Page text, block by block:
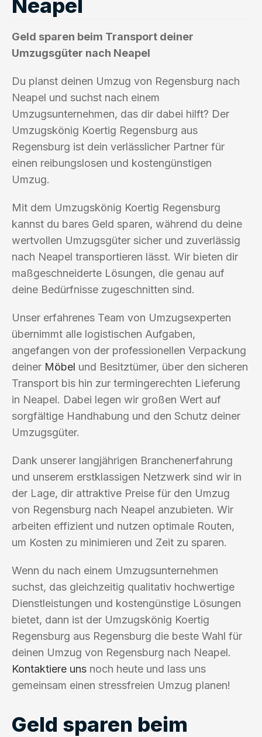
Neapel
Geld sparen beim Transport deiner
Umzugsgüter nach Neapel
Du planst deinen Umzug von Regensburg nach
Neapel und suchst nach einem
Umzugsunternehmen, das dir dabei hilft? Der
Umzugskönig Koertig Regensburg aus
Regensburg ist dein verlässlicher Partner für
einen reibungslosen und kostengünstigen
Umzug.
Mit dem Umzugskönig Koertig Regensburg
kannst du bares Geld sparen, während du deine
wertvollen Umzugsgüter sicher und zuverlässig
nach Neapel transportieren lässt. Wir bieten dir
maßgeschneiderte Lösungen, die genau auf
deine Bedürfnisse zugeschnitten sind.
Unser erfahrenes Team von Umzugsexperten
übernimmt alle logistischen Aufgaben,
angefangen von der professionellen Verpackung
deiner Möbel und Besitztümer, über den sicheren
Transport bis hin zur termingerechten Lieferung
in Neapel. Dabei legen wir großen Wert auf
sorgfältige Handhabung und den Schutz deiner
Umzugsgüter.
Dank unserer langjährigen Branchenerfahrung
und unserem erstklassigen Netzwerk sind wir in
der Lage, dir attraktive Preise für den Umzug
von Regensburg nach Neapel anzubieten. Wir
arbeiten effizient und nutzen optimale Routen,
um Kosten zu minimieren und Zeit zu sparen.
Wenn du nach einem Umzugsunternehmen
suchst, das gleichzeitig qualitativ hochwertige
Dienstleistungen und kostengünstige Lösungen
bietet, dann ist der Umzugskönig Koertig
Regensburg aus Regensburg die beste Wahl für
deinen Umzug von Regensburg nach Neapel.
Kontaktiere uns noch heute und lass uns
gemeinsam einen stressfreien Umzug planen!
Geld sparen beim